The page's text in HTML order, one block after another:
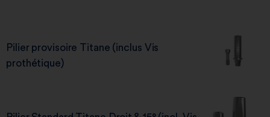
Pilier provisoire Titane (inclus Vis
prothétique)